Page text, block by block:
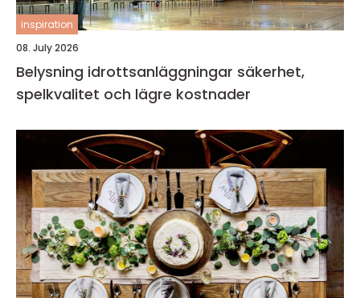
inspiration
08. July 2026
Belysning idrottsanläggningar säkerhet,
spelkvalitet och lägre kostnader